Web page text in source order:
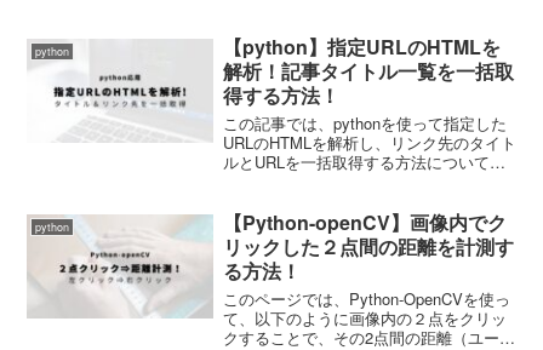
させる際の行数、列数を指定するだけ
で...
python
【python】指定URLのHTMLを
解析！記事タイトル一覧を一括取
得する方法！
この記事では、pythonを使って指定した
URLのHTMLを解析し、リンク先のタイト
ルとURLを一括取得する方法についてご
python
【Python-openCV】画像内でク
リックした２点間の距離を計測す
る方法！
このページでは、Python-OpenCVを使っ
て、以下のように画像内の２点をクリッ
クすることで、その2点間の距離（ユーク